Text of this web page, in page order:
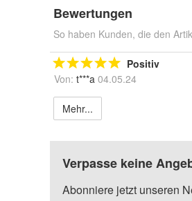
Bewertungen
So haben Kunden, die den
Positiv
Von: t***a 04.05.24
Mehr...
Verpasse keine
Abonniere jetzt unseren